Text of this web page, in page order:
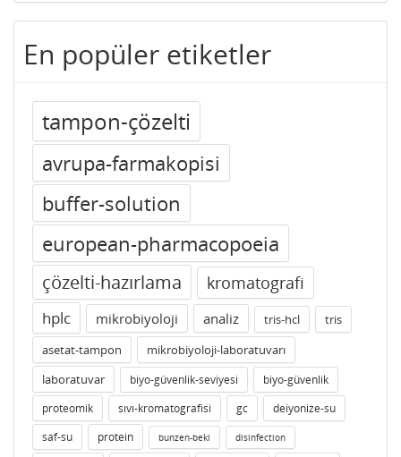
En popüler etiketler
tampon-çözelti
avrupa-farmakopisi
buffer-solution
european-pharmacopoeia
çözelti-hazırlama kromatografi
hplc mikrobiyoloji analiz tris-hcl
tris
asetat-tampon
mikrobiyoloji-laboratuvarı
laboratuvar
biyo-güvenlik-seviyesi
biyo-güvenlik
proteomik
sıvı-kromatografisi gc
deiyonize-su
saf-su
protein bunzen-beki disinfection